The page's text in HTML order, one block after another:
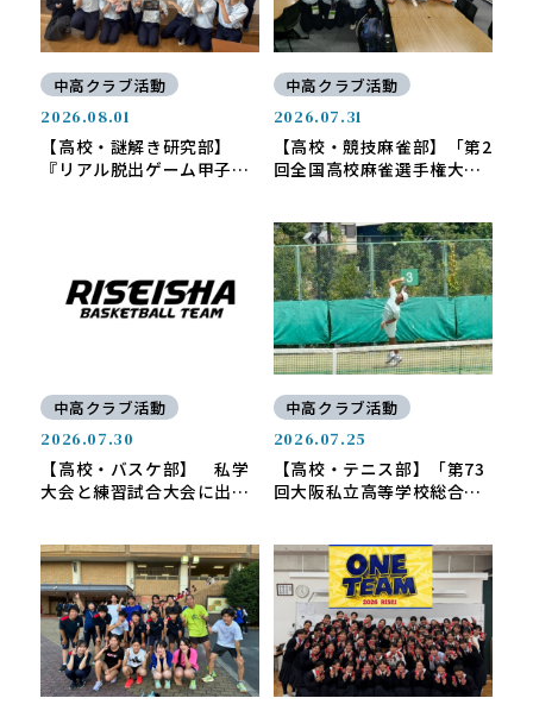
中高クラブ活動
2026.08.01
【高校・謎解き研究部】
『リアル脱出ゲーム甲子
中高クラブ活動
2026.07.31
【高校・競技麻雀部】「第2
回全国高校麻雀選手権大
中高クラブ活動
2026.07.30
【高校・バスケ部】 私学
大会と練習試合大会に出場
中高クラブ活動
2026.07.25
【高校・テニス部】「第73
回大阪私立高等学校総合体